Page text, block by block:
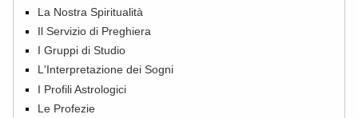
La Nostra Spiritualità
Il Servizio di Preghiera
I Gruppi di Studio
L'Interpretazione dei Sogni
I Profili Astrologici
Le Profezie